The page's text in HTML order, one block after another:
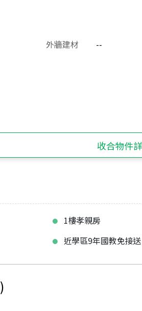
外牆建材 --
收合物件
1樓孝親房
近學區9年國教免接送
)